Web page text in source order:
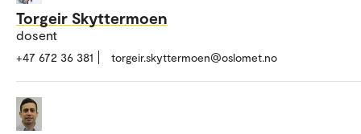
Torgeir Skyttermoen
dosent
+47 672 36 381 torgeir.skyttermoen@oslomet.no